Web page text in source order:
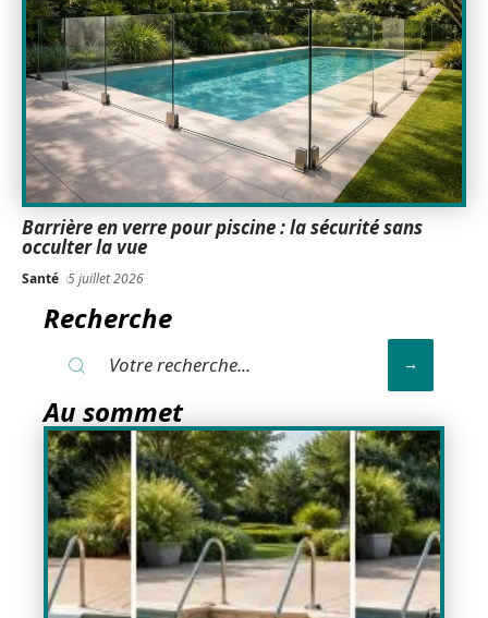
Barrière en verre pour piscine : la sécurité sans
occulter la vue
Santé 5 juillet 2026
Recherche
Au sommet